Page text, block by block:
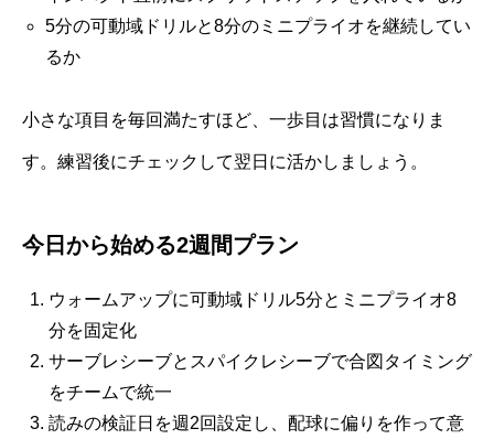
5分の可動域ドリルと8分のミニプライオを継続してい
るか
小さな項目を毎回満たすほど、一歩目は習慣になりま
す。練習後にチェックして翌日に活かしましょう。
今日から始める2週間プラン
ウォームアップに可動域ドリル5分とミニプライオ8
分を固定化
サーブレシーブとスパイクレシーブで合図タイミング
をチームで統一
読みの検証日を週2回設定し、配球に偏りを作って意